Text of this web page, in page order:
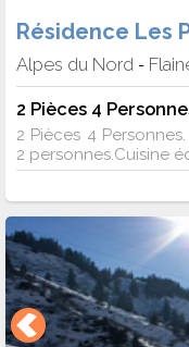
Résidence Les
Alpes du Nord -
2 Pièces 4
2 Pièces 4
2 personnes.Cuisine